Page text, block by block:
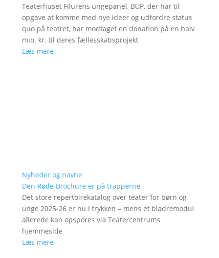
Teaterhuset Filurens ungepanel, BUP, der har til
opgave at komme med nye ideer og udfordre status
quo på teatret, har modtaget en donation på en halv
mio. kr. til deres fællesskabsprojekt
Læs mere
Nyheder og navne
Den Røde Brochure er på trapperne
Det store repertoirekatalog over teater for børn og
unge 2025-26 er nu i trykken – mens et bladremodul
allerede kan opspores via Teatercentrums
hjemmeside
Læs mere